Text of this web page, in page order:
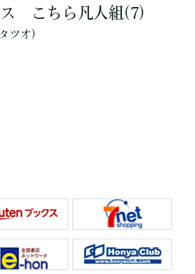
ス こちら凡人組(7)
ツオ）